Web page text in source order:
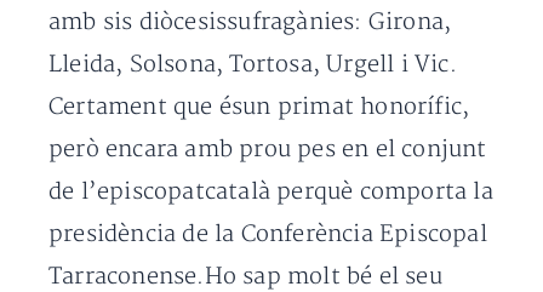
amb sis diòcesissufragànies: Girona,
Lleida, Solsona, Tortosa, Urgell i Vic.
Certament que ésun primat honorífic,
però encara amb prou pes en el conjunt
de l’episcopatcatalà perquè comporta la
presidència de la Conferència Episcopal
Tarraconense.Ho sap molt bé el seu